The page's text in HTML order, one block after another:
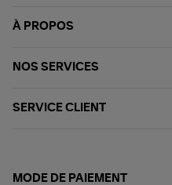
À PROPOS
NOS SERVICES
SERVICE CLIENT
MODE DE PAIEMENT